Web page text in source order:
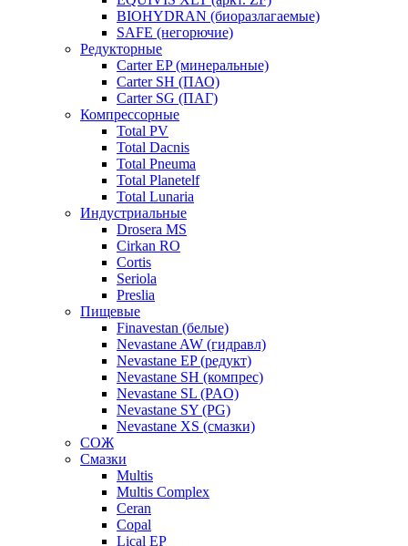
BIOHYDRAN (биоразлагаемые)
SAFE (негорючие)
Редукторные
Carter EP (минеральные)
Carter SH (ПАО)
Carter SG (ПАГ)
Компрессорные
Total PV
Total Dacnis
Total Pneuma
Total Planetelf
Total Lunaria
Индустриальные
Drosera MS
Cirkan RO
Cortis
Seriola
Preslia
Пищевые
Finavestan (белые)
Nevastane AW (гидравл)
Nevastane EP (редукт)
Nevastane SH (компрес)
Nevastane SL (PAO)
Nevastane SY (PG)
Nevastane XS (смазки)
СОЖ
Смазки
Multis
Multis Complex
Ceran
Copal
Lical EP